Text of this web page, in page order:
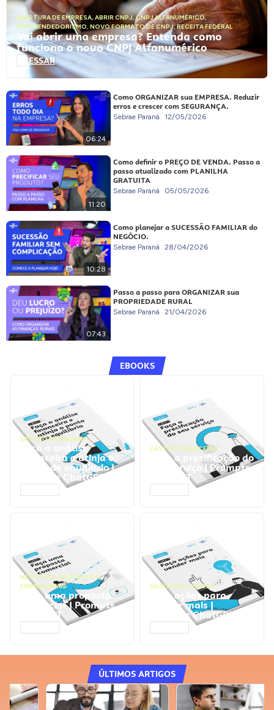
ABERTURA DE EMPRESA, ABRIR CNPJ,CNPJ ALFANUMÉRICO,
EMPREENDEDORISMO, NOVO FORMATO DE CNPJ,RECEITA FEDERAL
Vai abrir uma empresa? Entenda como
funciona o novo CNPJ Alfanumérico
ACESSAR
06:24
Como ORGANIZAR sua EMPRESA. Reduzir
erros e crescer com SEGURANÇA.
Sebrae Paraná 12/05/2026
11:20
Como definir o PREÇO DE VENDA. Passo a
passo atualizado com PLANILHA
GRATUITA
Sebrae Paraná 05/05/2026
10:28
Como planejar a SUCESSÃO FAMILIAR do
NEGÓCIO.
Sebrae Paraná 28/04/2026
07:43
Passo a passo para ORGANIZAR sua
PROPRIEDADE RURAL
Sebrae Paraná 21/04/2026
EBOOKS
GESTÃO FINANCEIRA
Faça a análise
financeira e atinja o
ponto de equilíbrio |
Prompts ChatGPT
GESTÃO FINANCEIRA
Faça a precificação do
seu serviço | Prompts
ChatGPT
NEGÓCIOS, PROCESSOS
EMPRESARIAIS
Faça uma proposta
comercial | Prompts
ChatGPT
NEGÓCIOS, VENDAS
Faça ações para
vender mais |
Prompts ChatGPT
ÚLTIMOS ARTIGOS